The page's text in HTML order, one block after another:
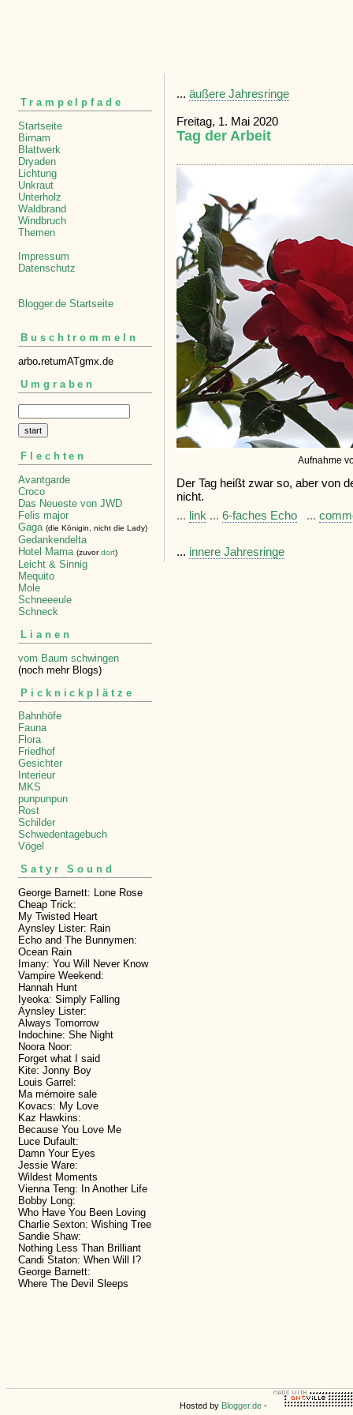
Trampelpfade
Startseite
Birnam
Blattwerk
Dryaden
Lichtung
Unkraut
Unterholz
Waldbrand
Windbruch
Themen
Impressum
Datenschutz
Blogger.de Startseite
Buschtrommeln
arbo.retumATgmx.de
Umgraben
Flechten
Avantgarde
Croco
Das Neueste von JWD
Felis major
Gaga (die Königin, nicht die Lady)
Gedankendelta
Hotel Mama (zuvordort)
Leicht & Sinnig
Mequito
Mole
Schneeeule
Schneck
Lianen
vom Baum schwingen
(noch mehr Blogs)
Picknickplätze
Bahnhöfe
Fauna
Flora
Friedhof
Gesichter
Interieur
MKS
punpunpun
Rost
Schilder
Schwedentagebuch
Vögel
Satyr Sound
George Barnett: Lone Rose
Cheap Trick:
My Twisted Heart
Aynsley Lister: Rain
Echo and The Bunnymen:
Ocean Rain
Imany: You Will Never Know
Vampire Weekend:
Hannah Hunt
Iyeoka: Simply Falling
Aynsley Lister:
Always Tomorrow
Indochine: She Night
Noora Noor:
Forget what I said
Kite: Jonny Boy
Louis Garrel:
Ma mémoire sale
Kovacs: My Love
Kaz Hawkins:
Because You Love Me
Luce Dufault:
Damn Your Eyes
Jessie Ware:
Wildest Moments
Vienna Teng: In Another Life
Bobby Long:
Who Have You Been Loving
Charlie Sexton: Wishing Tree
Sandie Shaw:
Nothing Less Than Brilliant
Candi Staton: When Will I?
George Barnett:
Where The Devil Sleeps
... äußere Jahresringe
Freitag, 1. Mai 2020
Tag der Arbeit
Aufnahme
Der Tag heißt zwar so, aber von
nicht.
... link ... 6-faches Echo ...
... innere Jahresringe
Hosted by Blogger.de-